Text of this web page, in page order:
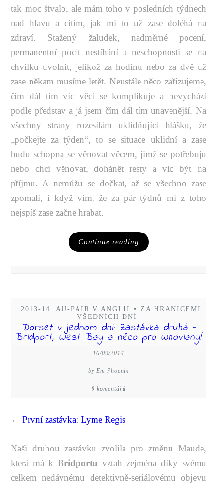
tak moc štvalo, ale mám toho v posledních týdnech
nad hlavu a cítím, jak mi to už zase doléhá na
zdraví. Stažený žaludek, nadměrné pocení,
permanentní pocit nestíhání a neschopnosti se na
chvilku uvolnit, jelikož za hodinu nebo za dvě už
zase někam musíme letět. Neustále něco zařizujeme,
čím dál tím víc věcí se komplikuje a nevychází
podle představ a já jsem čím dál tím unavenější. Na
všechny strany rozesílám uklidňující hlášku, že
„počkejte za týden“, to se situace uklidní a zase
budu schopna se věnovat věcem, jimž se potřebuju
nebo chci věnovat, dohánět resty a víc být na
příjmu. A nemůžu se dočkat, až se všechno zase
zpomalí, i když vím, že za pár týdnů mi z toho
nejspíš zase začne hrabat.
Continue reading
2013-14: AU-PAIR V ANGLII •
ZA HRANICEMI
VŠEDNÍCH DNÍ
Dorset v jednom dni: Zastávka druhá –
Bridport, West Bay a něco pro Whoviany!
16/09/2014
by Em Phoenix
9 komentářů
←První zastávka: Lyme Regis
Naši druhou zastávku zvolila pro změnu Maude,
která má kBridportu vztah zejména díky svému
celkem nedávnému detektivně-seriálovému objevu